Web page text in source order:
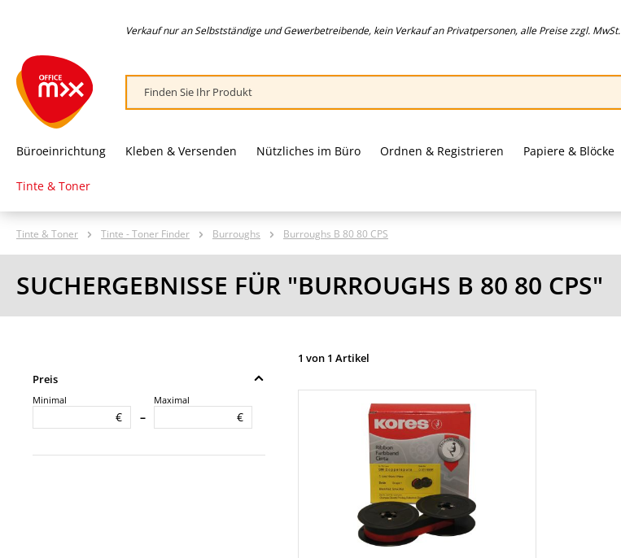
Verkauf nur an Selbstständige und Gewerbetreibende, kein Verkauf an Privatpersonen, alle Preise zzgl. MwSt.
Büroeinrichtung Kleben & Versenden Nützliches im Büro Ordnen & Registrieren Papiere & Blöcke
Tinte & Toner
Tinte & Toner Tinte - Toner Finder Burroughs Burroughs B 80 80 CPS
SUCHERGEBNISSE FÜR "BURROUGHS B 80 80 CPS"
Preis
Minimal
€ –
Maximal
€
1 von 1 Artikel